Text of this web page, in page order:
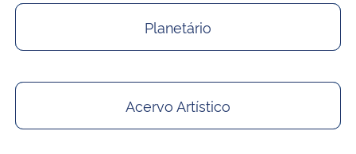
Planetário
Acervo Artístico